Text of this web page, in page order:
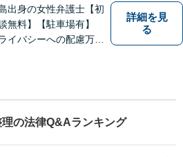
。
出身の女性弁護士【初
無料】【駐車場有】
ライバシーへの配慮万
詳細を見
る
の法律Q&Aランキング